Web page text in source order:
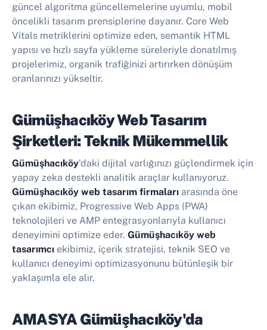
güncel algoritma güncellemelerine uyumlu, mobil
öncelikli tasarım prensiplerine dayanır. Core Web
Vitals metriklerini optimize eden, semantik HTML
yapısı ve hızlı sayfa yükleme süreleriyle donatılmış
projelerimiz, organik trafiğinizi artırırken dönüşüm
oranlarınızı yükseltir.
Gümüşhacıköy Web Tasarım
Şirketleri: Teknik Mükemmellik
Gümüşhacıköy'daki dijital varlığınızı güçlendirmek için
yapay zeka destekli analitik araçlar kullanıyoruz.
Gümüşhacıköy web tasarım firmaları arasında öne
çıkan ekibimiz, Progressive Web Apps (PWA)
teknolojileri ve AMP entegrasyonlarıyla kullanıcı
deneyimini optimize eder. Gümüşhacıköy web
tasarımcı ekibimiz, içerik stratejisi, teknik SEO ve
kullanıcı deneyimi optimizasyonunu bütünleşik bir
yaklaşımla ele alır.
AMASYA Gümüşhacıköy'da